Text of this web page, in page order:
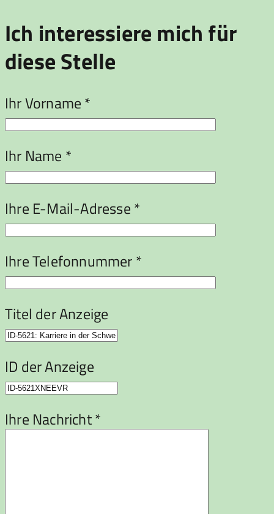
Ich interessiere mich für
diese Stelle
Ihr Vorname *
Ihr Name *
Ihre E-Mail-Adresse *
Ihre Telefonnummer *
Titel der Anzeige
ID der Anzeige
Ihre Nachricht *